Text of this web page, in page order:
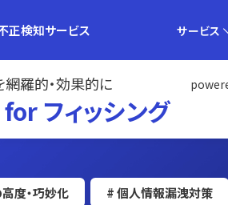
正検知サービス サービス
網羅的・効果的に
フィッシング
度・巧妙化 # 個人情報漏洩対策